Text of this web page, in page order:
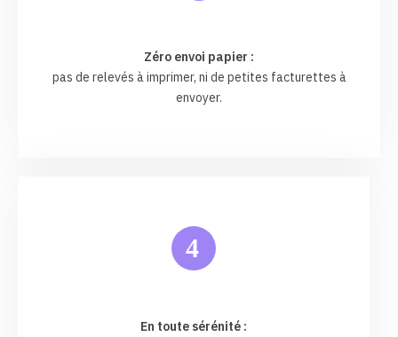
Zéro envoi papier :
pas de relevés à imprimer, ni de petites facturettes à
envoyer.
4
En toute sérénité :